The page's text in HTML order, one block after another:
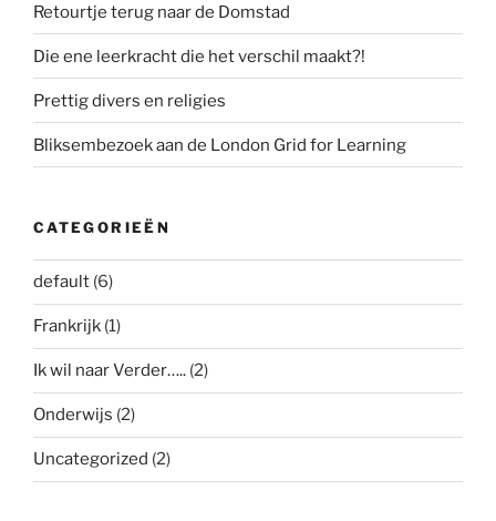
Retourtje terug naar de Domstad
Die ene leerkracht die het verschil maakt?!
Prettig divers en religies
Bliksembezoek aan de London Grid for Learning
CATEGORIEËN
default (6)
Frankrijk (1)
Ik wil naar Verder….. (2)
Onderwijs (2)
Uncategorized (2)